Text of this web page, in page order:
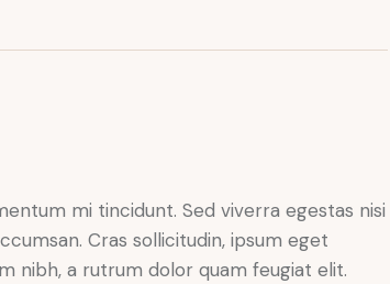
mi tincidunt. Sed viverra egestas nisi
Cras sollicitudin, ipsum eget
nibh, a rutrum dolor quam feugiat elit.